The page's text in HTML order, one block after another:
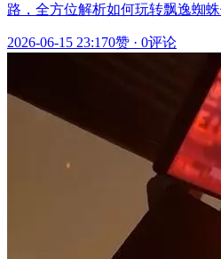
路，全方位解析如何玩转飘逸蜘
2026-06-15 23:170赞 · 0评论